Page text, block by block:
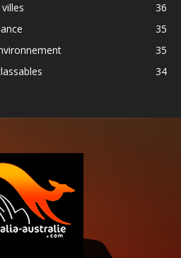
36
35
35
34